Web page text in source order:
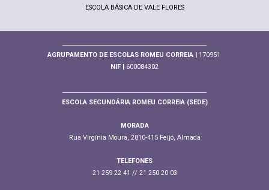
ESCOLA BÁSICA DE VALE FLORES
AGRUPAMENTO DE ESCOLAS ROMEU CORREIA | 170951
NIF | 600084302
ESCOLA SECUNDÁRIA ROMEU CORREIA (SEDE)
MORADA
Rua Virgínia Moura, 2810-415 Feijó, Almada
TELEFONES
21 259 22 41 // 21 250 20 03